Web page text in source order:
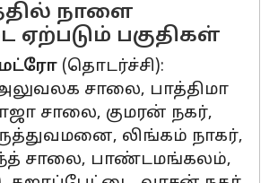
நாளை
ஏற்படும் பகுதிகள்
(தொடர்ச்சி):
சாலை, பாத்திமா
சாலை, குமரன் நகர்,
லிங்கம் நாகர்,
சாலை, பாண்டமங்கலம்,